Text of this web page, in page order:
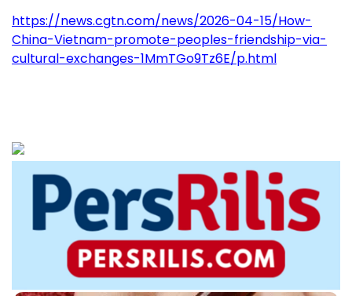
https://news.cgtn.com/news/2026-04-15/How-
China-Vietnam-promote-peoples-friendship-via-
cultural-exchanges-1MmTGo9Tz6E/p.html